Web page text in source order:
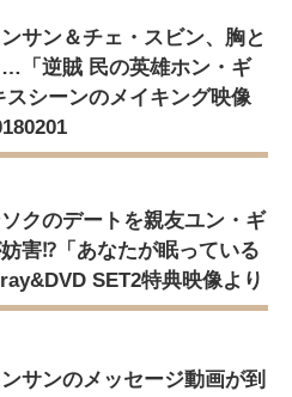
サン＆チェ・スビン、胸と
「逆賊 民の英雄ホン・ギ
スシーンのメイキング映像
クのデートを親友ユン・ギ
害⁉「あなたが眠っている
SET2特典映像より
サンのメッセージ動画が到